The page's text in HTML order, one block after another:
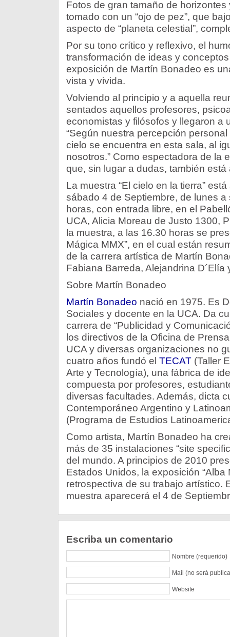
Fotos de gran tamaño de
tomado con un “ojo de pez”, que
aspecto de “planeta celestial”,
Por su tono crítico y reflexivo, el
transformación de ideas y
exposición de Martín Bonadeo es
vista y vivida.
Volviendo al principio y a aquella
sentados aquellos profesores,
economistas y filósofos y llegaron a
“Según nuestra percepción
cielo se encuentra en esta sala, al
nosotros.” Como espectadora de la
que, sin lugar a dudas, también está
La muestra “El cielo en la tierra”
sábado 4 de Septiembre, de lunes
horas, con entrada libre, en el
UCA, Alicia Moreau de Justo 1300,
la muestra, a las 16.30 horas se
Mágica MMX”, en el cual están
de la carrera artística de Martín
Fabiana Barreda, Alejandrina D´Elía
Sobre Martín Bonadeo
Martín Bonadeo nació en 1975. Es
Sociales y docente en la UCA. Da
carrera de “Publicidad y
los directivos de la Oficina de
UCA y diversas organizaciones no
cuatro años fundó el TECAT(Taller
Arte y Tecnología), una fábrica de
compuesta por profesores,
diversas facultades. Además, dicta
Contemporáneo Argentino y
(Programa de Estudios
Como artista, Martín Bonadeo ha
más de 35 instalaciones “site
del mundo. A principios de 2010
Estados Unidos, la exposición “Alba
retrospectiva de su trabajo artístico.
muestra aparecerá el 4 de
Escriba un comentario
Nombre (requerido)
Mail (no será
Website